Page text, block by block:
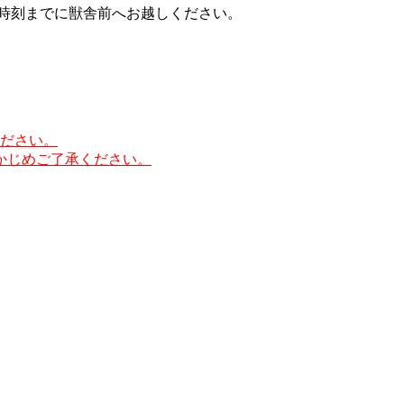
までに獣舎前へお越しください。
さい。
めご了承ください。